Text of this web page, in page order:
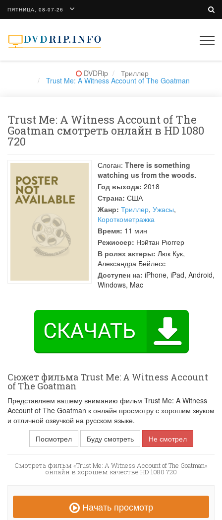
ПЯТНИЦА, 08-07-26
DVDRip Триллер
Trust Me: A Witness Account of The Goatman
Trust Me: A Witness Account of The
Goatman смотреть онлайн в HD 1080
720
Слоган: There is something
watching us from the woods.
Год выхода: 2018
Страна: США
Жанр: Триллер, Ужасы,
Короткометражка
Время: 11 мин
Режиссер: Нэйтан Рюггер
В ролях актеры: Люк Кук,
Александра Бейлесс
Доступен на: iPhone, iPad, Android,
Windows, Mac
Сюжет фильма Trust Me: A Witness Account
of The Goatman
Представляем вашему вниманию фильм Trust Me: A Witness
Account of The Goatman к онлайн просмотру с хорошим звуком
и отличной озвучкой на русском языке.
Посмотрел
Буду смотреть Не смотрел
Смотреть фильм «Trust Me: A Witness Account of The Goatman»
онлайн в хорошем качестве HD 1080 720
Начать просмотр